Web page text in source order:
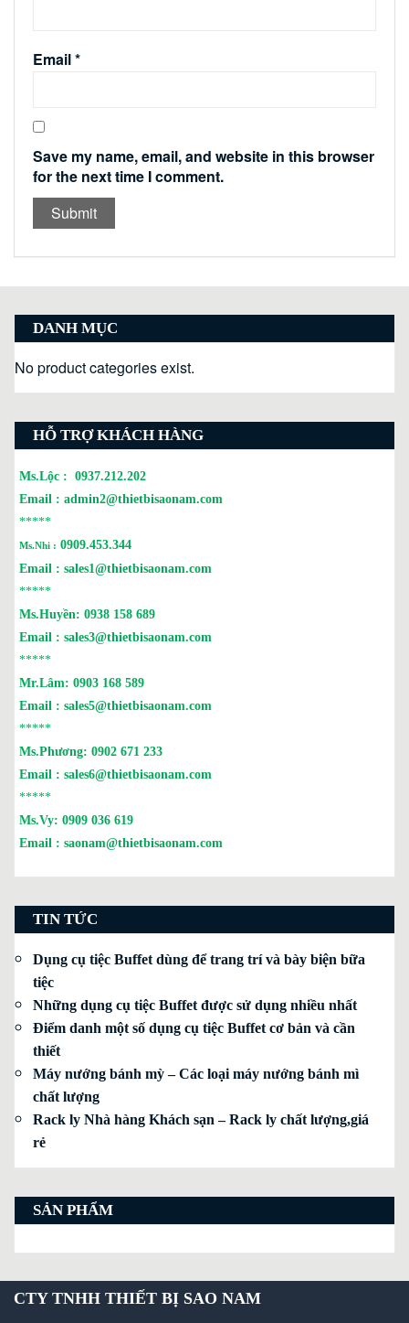
Email*
Save my name, email, and website in this browser
for the next time I comment.
DANH MỤC
No product categories exist.
HỖ TRỢ KHÁCH HÀNG
Ms.Lộc : 0937.212.202
Email : admin2@thietbisaonam.com
*****
Ms.Nhi : 0909.453.344
Email : sales1@thietbisaonam.com
*****
Ms.Huyền: 0938 158 689
Email : sales3@thietbisaonam.com
*****
Mr.Lâm: 0903 168 589
Email : sales5@thietbisaonam.com
*****
Ms.Phương: 0902 671 233
Email : sales6@thietbisaonam.com
*****
Ms.Vy: 0909 036 619
Email : saonam@thietbisaonam.com
TIN TỨC
Dụng cụ tiệc Buffet dùng để trang trí và bày biện bữa
tiệc
Những dụng cụ tiệc Buffet được sử dụng nhiều nhất
Điểm danh một số dụng cụ tiệc Buffet cơ bản và cần
thiết
Máy nướng bánh mỳ – Các loại máy nướng bánh mì
chất lượng
Rack ly Nhà hàng Khách sạn – Rack ly chất lượng,giá
rẻ
SẢN PHẨM
CTY TNHH THIẾT BỊ SAO NAM